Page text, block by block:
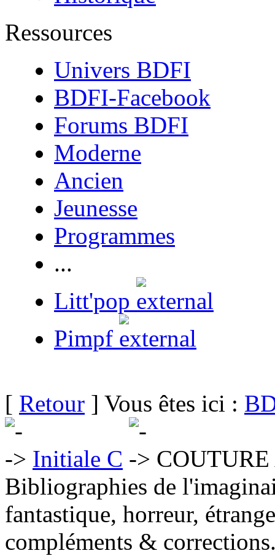
Ressources
Univers BDFI
BDFI-Facebook
Forums BDFI
Moderne
Ancien
Jeunesse
Programmes
...
Litt'pop
Pimpf
[ Retour ] Vous êtes ici :
Initiale C
Bibliographies de
fantastique, horreur,
compléments &